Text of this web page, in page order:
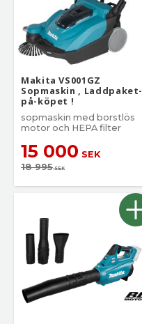
Makita VS001GZ
Sopmaskin , Laddpaket-
på-köpet !
sopmaskin med borstlös
motor och HEPA filter
15 000 SEK
18 995SEK